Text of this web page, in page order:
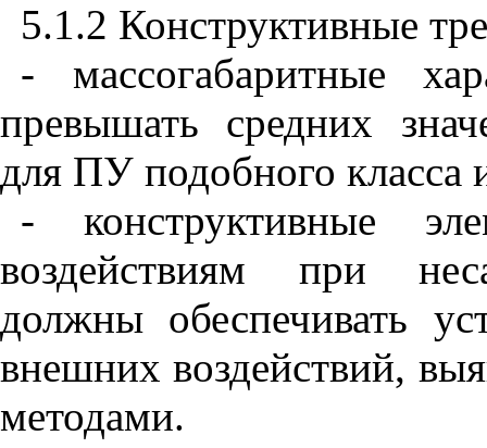
5.1.2 Конструктивные
- массогабаритные
превышать средних
для ПУ подобного класса
- конструктивные
воздействиям при
должны обеспечивать
внешних воздействий,
методами.